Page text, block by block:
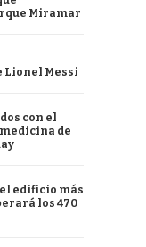
Miramar
Messi
con el
de
edificio más
los 470